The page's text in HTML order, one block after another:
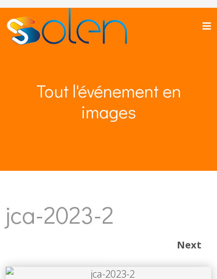
Tout l'événement en
images
jca-2023-2
Next